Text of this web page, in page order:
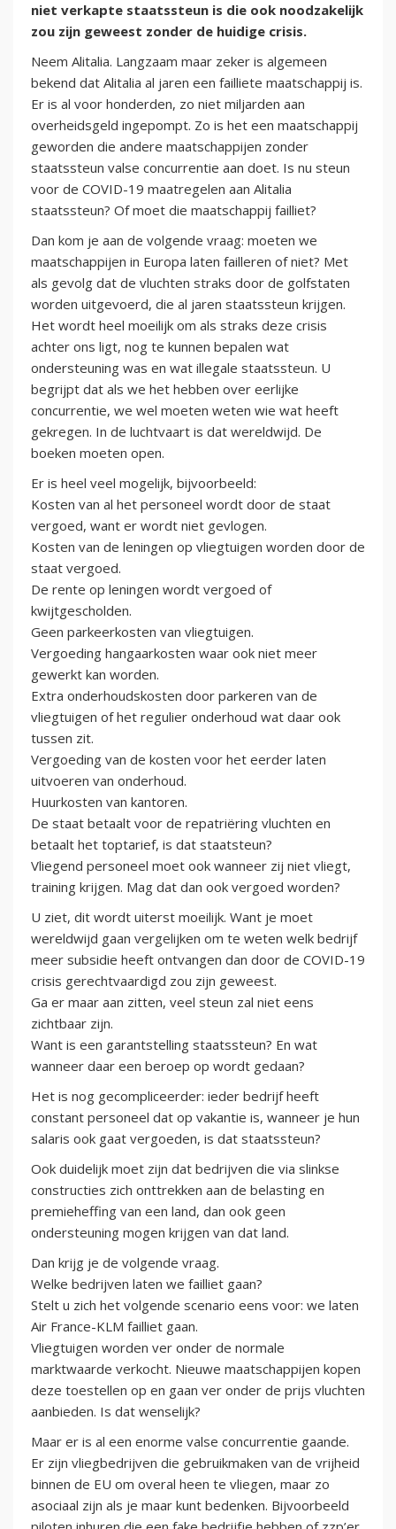
niet verkapte staatssteun is die ook noodzakelijk
zou zijn geweest zonder de huidige crisis.
Neem Alitalia. Langzaam maar zeker is algemeen
bekend dat Alitalia al jaren een failliete maatschappij is.
Er is al voor honderden, zo niet miljarden aan
overheidsgeld ingepompt. Zo is het een maatschappij
geworden die andere maatschappijen zonder
staatssteun valse concurrentie aan doet. Is nu steun
voor de COVID-19 maatregelen aan Alitalia
staatssteun? Of moet die maatschappij failliet?
Dan kom je aan de volgende vraag: moeten we
maatschappijen in Europa laten failleren of niet? Met
als gevolg dat de vluchten straks door de golfstaten
worden uitgevoerd, die al jaren staatssteun krijgen.
Het wordt heel moeilijk om als straks deze crisis
achter ons ligt, nog te kunnen bepalen wat
ondersteuning was en wat illegale staatssteun. U
begrijpt dat als we het hebben over eerlijke
concurrentie, we wel moeten weten wie wat heeft
gekregen. In de luchtvaart is dat wereldwijd. De
boeken moeten open.
Er is heel veel mogelijk, bijvoorbeeld:
Kosten van al het personeel wordt door de staat
vergoed, want er wordt niet gevlogen.
Kosten van de leningen op vliegtuigen worden door de
staat vergoed.
De rente op leningen wordt vergoed of
kwijtgescholden.
Geen parkeerkosten van vliegtuigen.
Vergoeding hangaarkosten waar ook niet meer
gewerkt kan worden.
Extra onderhoudskosten door parkeren van de
vliegtuigen of het regulier onderhoud wat daar ook
tussen zit.
Vergoeding van de kosten voor het eerder laten
uitvoeren van onderhoud.
Huurkosten van kantoren.
De staat betaalt voor de repatriëring vluchten en
betaalt het toptarief, is dat staatsteun?
Vliegend personeel moet ook wanneer zij niet vliegt,
training krijgen. Mag dat dan ook vergoed worden?
U ziet, dit wordt uiterst moeilijk. Want je moet
wereldwijd gaan vergelijken om te weten welk bedrijf
meer subsidie heeft ontvangen dan door de COVID-19
crisis gerechtvaardigd zou zijn geweest.
Ga er maar aan zitten, veel steun zal niet eens
zichtbaar zijn.
Want is een garantstelling staatssteun? En wat
wanneer daar een beroep op wordt gedaan?
Het is nog gecompliceerder: ieder bedrijf heeft
constant personeel dat op vakantie is, wanneer je hun
salaris ook gaat vergoeden, is dat staatssteun?
Ook duidelijk moet zijn dat bedrijven die via slinkse
constructies zich onttrekken aan de belasting en
premieheffing van een land, dan ook geen
ondersteuning mogen krijgen van dat land.
Dan krijg je de volgende vraag.
Welke bedrijven laten we failliet gaan?
Stelt u zich het volgende scenario eens voor: we laten
Air France-KLM failliet gaan.
Vliegtuigen worden ver onder de normale
marktwaarde verkocht. Nieuwe maatschappijen kopen
deze toestellen op en gaan ver onder de prijs vluchten
aanbieden. Is dat wenselijk?
Maar er is al een enorme valse concurrentie gaande.
Er zijn vliegbedrijven die gebruikmaken van de vrijheid
binnen de EU om overal heen te vliegen, maar zo
asociaal zijn als je maar kunt bedenken. Bijvoorbeeld